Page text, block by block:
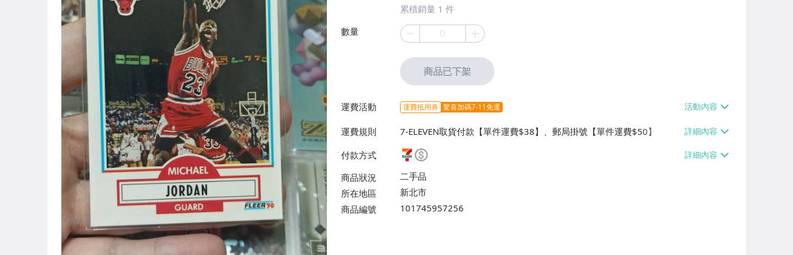
累積銷量 1 件
數量
商品已下架
運費活動 運費抵用券 驚喜加碼7-11免運
運費規則
7-ELEVEN取貨付款【單件運費$38】、郵局掛號【單件運費$50】
付款方式
商品狀況
二手品
所在地區
新北市
商品編號
101745957256